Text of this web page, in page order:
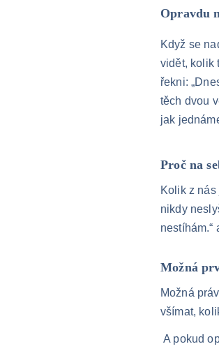
Opravdu
Když se
vidět, kolik
řekni:
těch dvou
jak
Proč na
Kolik z
nikdy
nestíhám.“
Možná
Možná
všímat,
A pokud opravdu cítíme, že je něco dlouhodobě v nerovnováze a jde to proti našim hodnotám, pak je možná čas říkat